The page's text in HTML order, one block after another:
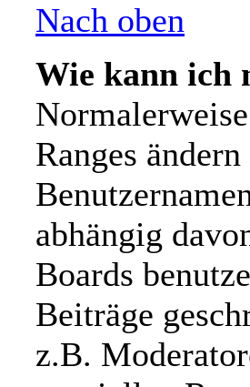
Nach oben
Wie kann ich
Ranges
abhängig
Boards
Beiträge
z.B.